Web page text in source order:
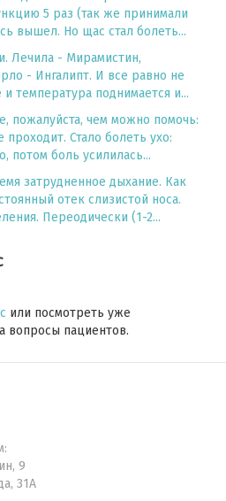
5 раз (так же принимали
вышел. Но щас стал болеть...
Лечила - Мирамистин,
- Ингалипт. И все равно не
температура поднимается и...
пожалуйста, чем можно помочь:
Стало болеть ухо:
потом боль усилилась...
затрудненное дыхание. Как
отек слизистой носа.
Переодически (1-2...
или посмотреть уже
вопросы пациентов.
9
31А